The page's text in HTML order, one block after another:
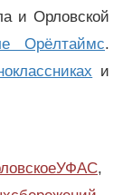
и Орловской
Орёлтаймс.
и
,